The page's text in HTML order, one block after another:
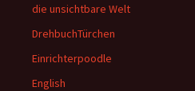
die unsichtbare Welt
DrehbuchTürchen
Einrichterpoodle
English